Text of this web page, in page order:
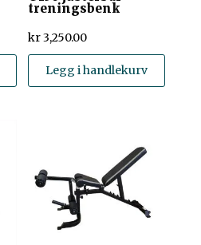
treningsbenk
kr3,250.00
Legg i handlekurv